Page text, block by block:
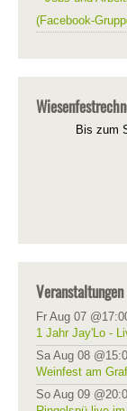
(Facebook-
Bis zum
Veranstaltungen
Fr Aug 07
1 Jahr Jay'Lo -
Sa Aug 08
Weinfest am
So Aug 09